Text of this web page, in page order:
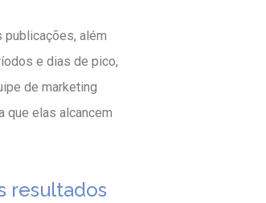
publicações, além
e dias de pico,
de marketing
que elas alcancem
resultados